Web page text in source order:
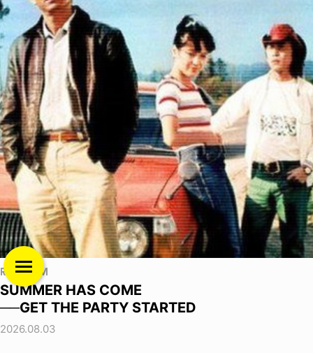
RANDOM
SUMMER HAS COME
──GET THE PARTY STARTED
2026.08.03